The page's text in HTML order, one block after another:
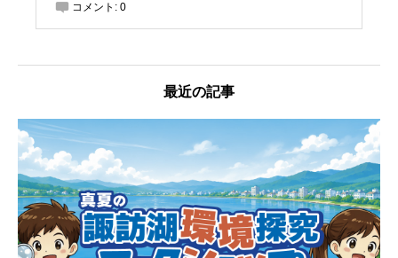
コメント: 0
最近の記事